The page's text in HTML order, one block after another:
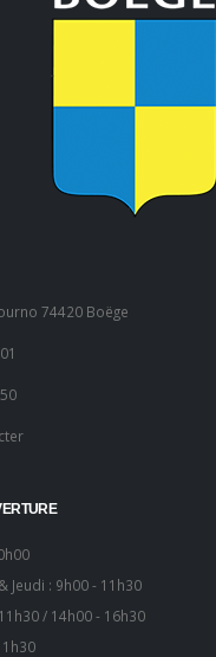
74420 Boëge
Jeudi : 9h00 - 11h30
/ 14h00 - 16h30